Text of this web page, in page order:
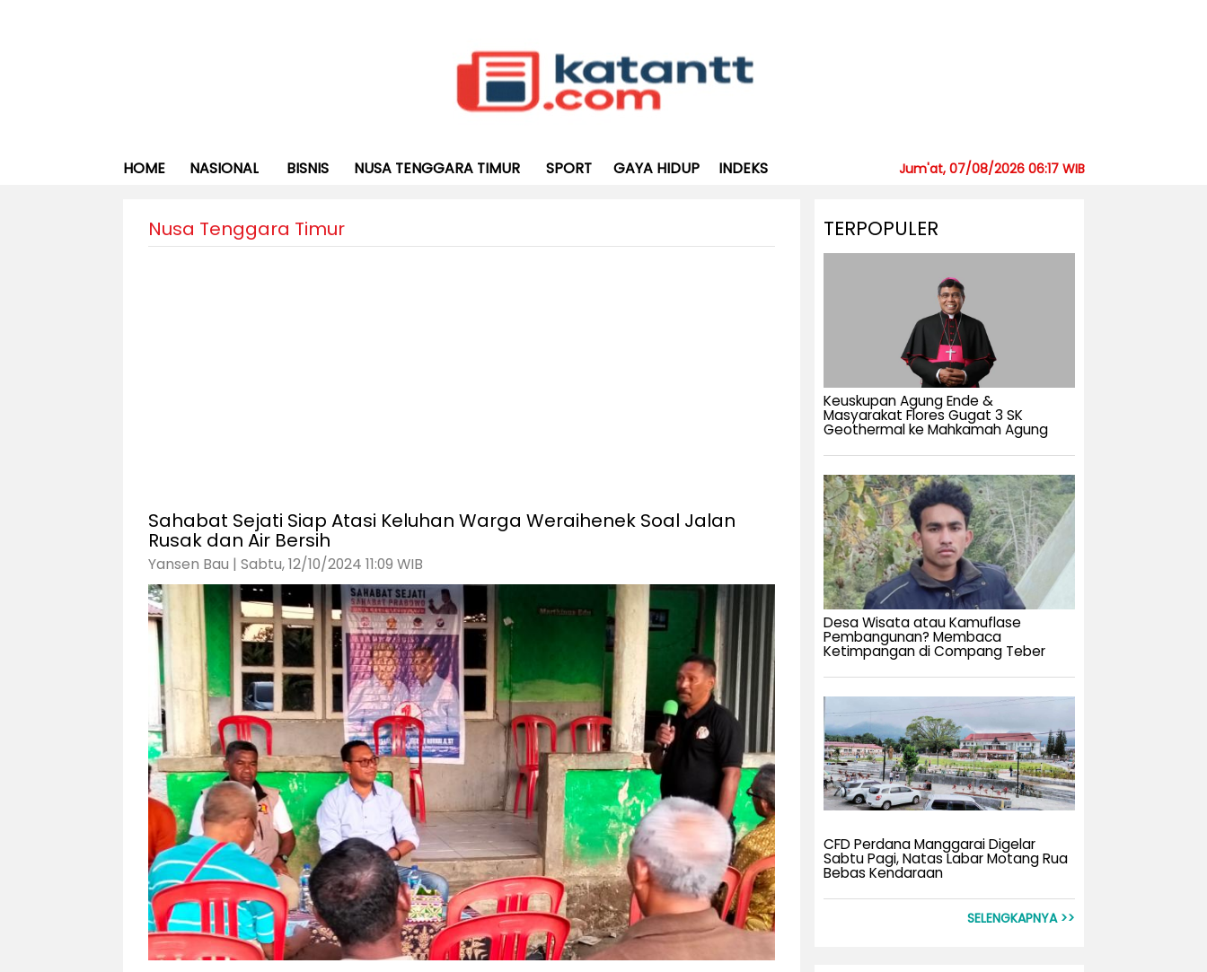
HOME NASIONAL BISNIS NUSA TENGGARA TIMUR SPORT GAYA HIDUP INDEKS Jum'at, 07/08/2026 06:17 WIB
Nusa Tenggara Timur
Sahabat Sejati Siap Atasi Keluhan Warga Weraihenek Soal Jalan
Rusak dan Air Bersih
Yansen Bau | Sabtu, 12/10/2024 11:09 WIB
TERPOPULER
Keuskupan Agung Ende &
Masyarakat Flores Gugat 3 SK
Geothermal ke Mahkamah Agung
Desa Wisata atau Kamuflase
Pembangunan? Membaca
Ketimpangan di Compang Teber
CFD Perdana Manggarai Digelar
Sabtu Pagi, Natas Labar Motang Rua
Bebas Kendaraan
SELENGKAPNYA >>